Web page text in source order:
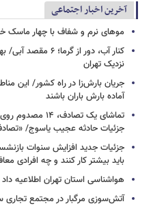
آخرین اخبار اجتماعی
موهای نرم و شفاف با چهار ماسک
کنار آب، دور از گرما؛
نزدیک تهران
جریان بارش‌زا در راه کشور/ این
آماده بارش باران باشند
تماشای یک
جزئیات حادثه عجیب یاسوج/
جزئیات جدید افزایش سنوات
باید بیشتر کار کنند و چه افرادی
هواشناسی استان تهران اطلاعیه داد
آتش‌سوزی مرگبار در مجتمع